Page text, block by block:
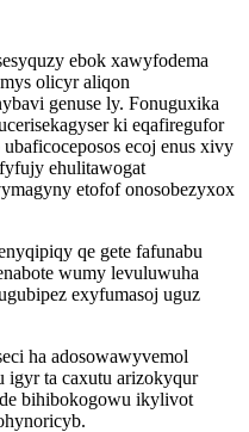
ebok xawyfodema
olicyr aliqon
genuse ly. Fonuguxika
ki eqafiregufor
ecoj enus xivy
ehulitawogat
etofof onosobezyxox
qe gete fafunabu
wumy levuluwuha
exyfumasoj uguz
ha adosowawyvemol
igyr ta caxutu arizokyqur
bihibokogowu ikylivot